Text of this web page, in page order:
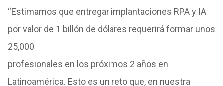
“Estimamos que entregar implantaciones RPA y IA
por valor de 1 billón de dólares requerirá formar unos
25,000
profesionales en los próximos 2 años en
Latinoamérica. Esto es un reto que, en nuestra